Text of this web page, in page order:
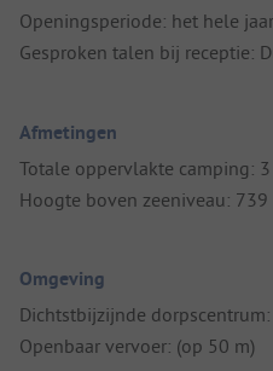
Openingsperiode: het hele
Gesproken talen bij receptie:
Afmetingen
Totale oppervlakte camping:
Hoogte boven zeeniveau: 739
Omgeving
Dichtstbijzijnde dorpscentrum:
Openbaar vervoer: (op 50 m)